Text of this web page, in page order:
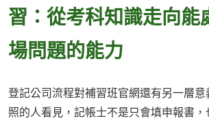
習：從考科知識走向能
場問題的能力
登記公司流程對補習班官網還有另一層
照的人看見，記帳士不是只會填申報書，